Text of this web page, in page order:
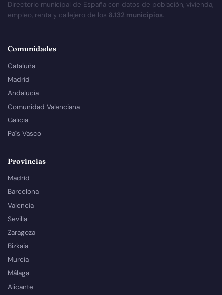
Directorio municipal de España con datos de población, vivienda,
empleo, renta y callejero de los 8.132 municipios.
Comunidades
Cataluña
Madrid
Andalucía
Comunidad Valenciana
Galicia
País Vasco
Provincias
Madrid
Barcelona
Valencia
Sevilla
Zaragoza
Bizkaia
Murcia
Málaga
Alicante